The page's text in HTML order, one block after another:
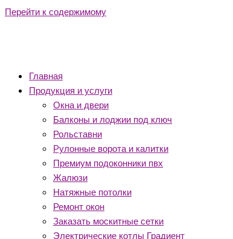
Перейти к содержимому
Главная
Продукция и услуги
Окна и двери
Балконы и лоджии под ключ
Рольставни
Рулонные ворота и калитки
Премиум подоконники пвх
Жалюзи
Натяжные потолки
Ремонт окон
Заказать москитные сетки
Электрические котлы Градиент